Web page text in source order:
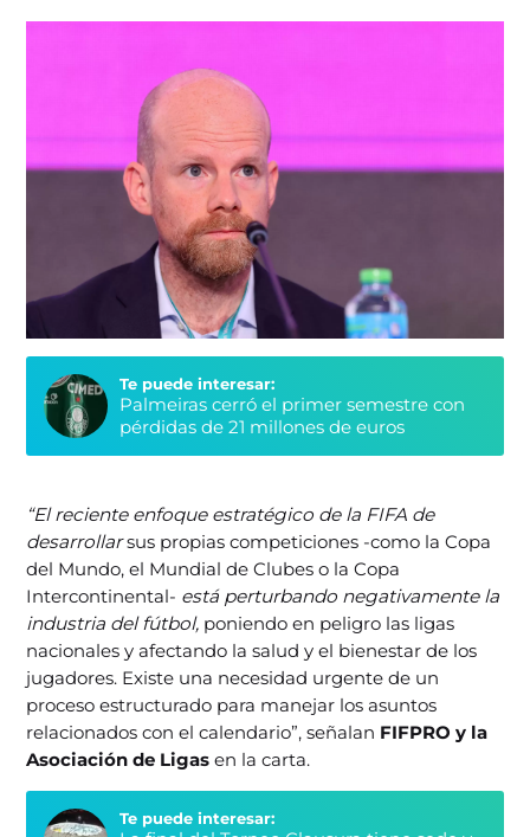
Te puede interesar:
Palmeiras cerró el primer semestre con
pérdidas de 21 millones de euros
“El reciente enfoque estratégico de la FIFA de
desarrollarsus propias competiciones -como la Copa
del Mundo, el Mundial de Clubes o la Copa
Intercontinental- está perturbando negativamente la
industria del fútbol, ​​poniendo en peligro las ligas
nacionales y afectando la salud y el bienestar de los
jugadores. Existe una necesidad urgente de un
proceso estructurado para manejar los asuntos
relacionados con el calendario”, señalan FIFPRO y la
Asociación de Ligasen la carta.
Te puede interesar: